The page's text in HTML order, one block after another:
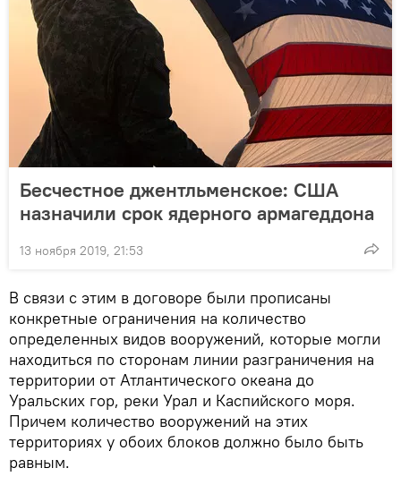
Бесчестное джентльменское: США
назначили срок ядерного армагеддона
13 ноября 2019, 21:53
В связи с этим в договоре были прописаны
конкретные ограничения на количество
определенных видов вооружений, которые могли
находиться по сторонам линии разграничения на
территории от Атлантического океана до
Уральских гор, реки Урал и Каспийского моря.
Причем количество вооружений на этих
территориях у обоих блоков должно было быть
равным.